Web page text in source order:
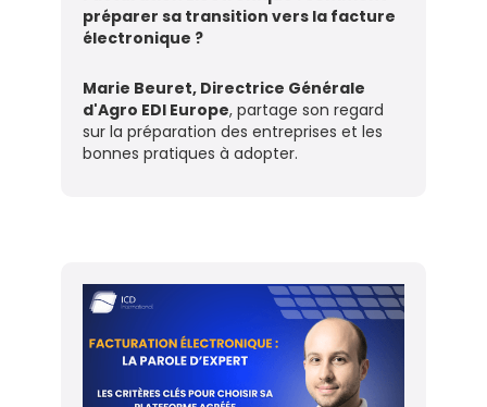
préparer sa transition vers la facture
électronique ?
Marie Beuret, Directrice Générale
d'Agro EDI Europe, partage son regard
sur la préparation des entreprises et les
bonnes pratiques à adopter.